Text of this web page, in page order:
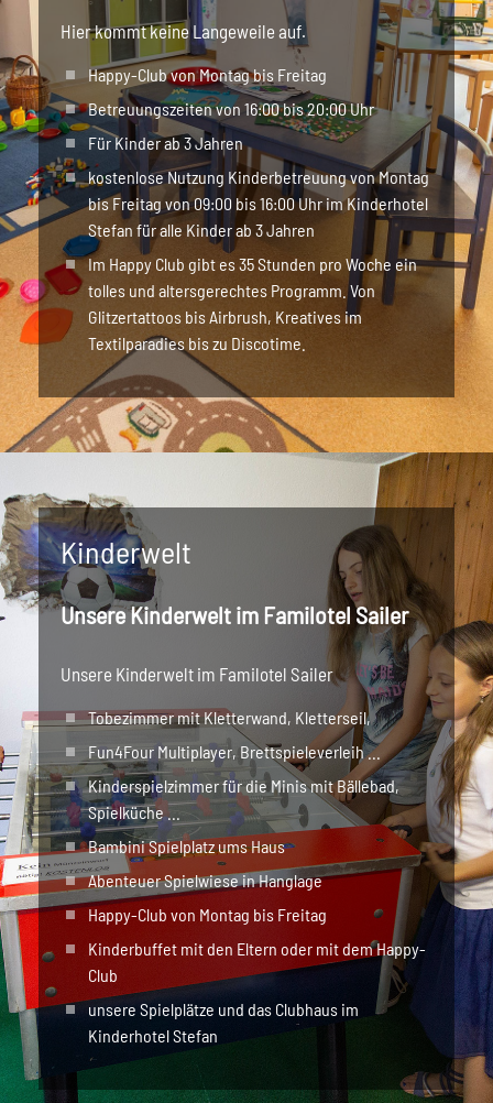
Hier kommt keine Langeweile auf.
Happy-Club von Montag bis Freitag
Betreuungszeiten von 16:00 bis 20:00 Uhr
Für Kinder ab 3 Jahren
kostenlose Nutzung Kinderbetreuung von Montag
bis Freitag von 09:00 bis 16:00 Uhr im Kinderhotel
Stefan für alle Kinder ab 3 Jahren
Im Happy Club gibt es 35 Stunden pro Woche ein
tolles und altersgerechtes Programm. Von
Glitzertattoos bis Airbrush, Kreatives im
Textilparadies bis zu Discotime.
Kinderwelt
Unsere Kinderwelt im Familotel Sailer
Unsere Kinderwelt im Familotel Sailer
Tobezimmer mit Kletterwand, Kletterseil,
Fun4Four Multiplayer, Brettspieleverleih ...
Kinderspielzimmer für die Minis mit Bällebad,
Spielküche ...
Bambini Spielplatz ums Haus
Abenteuer Spielwiese in Hanglage
Happy-Club von Montag bis Freitag
Kinderbuffet mit den Eltern oder mit dem Happy-
Club
unsere Spielplätze und das Clubhaus im
Kinderhotel Stefan